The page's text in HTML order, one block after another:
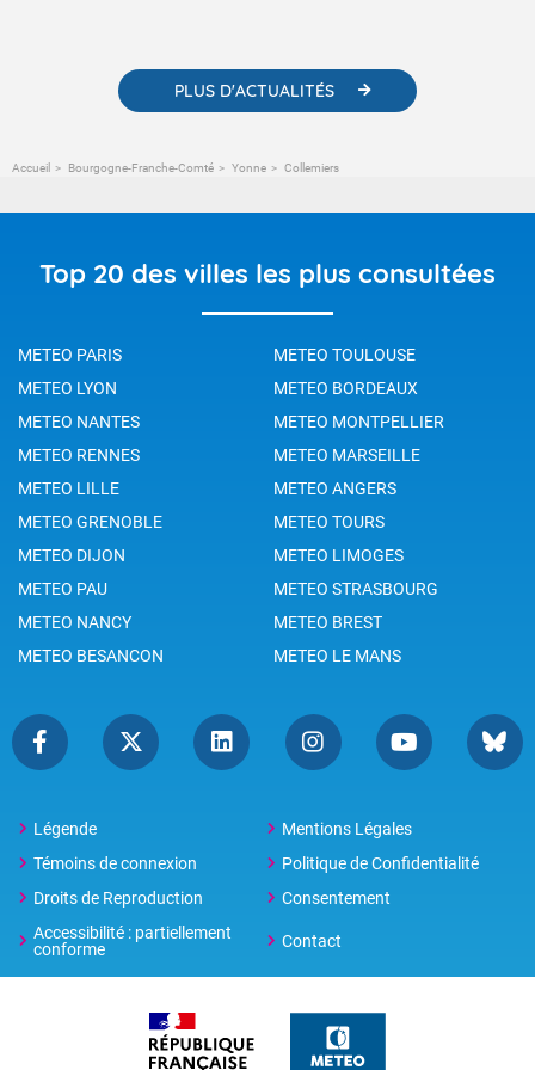
PLUS D'ACTUALITÉS
Accueil Bourgogne-Franche-Comté Yonne Collemiers
Top 20 des villes les plus consultées
METEO PARIS
METEO TOULOUSE
METEO LYON
METEO BORDEAUX
METEO NANTES
METEO MONTPELLIER
METEO RENNES
METEO MARSEILLE
METEO LILLE
METEO ANGERS
METEO GRENOBLE
METEO TOURS
METEO DIJON
METEO LIMOGES
METEO PAU
METEO STRASBOURG
METEO NANCY
METEO BREST
METEO BESANCON
METEO LE MANS
Légende
Mentions Légales
Témoins de connexion
Politique de Confidentialité
Droits de Reproduction
Consentement
Accessibilité : partiellement
conforme
Contact